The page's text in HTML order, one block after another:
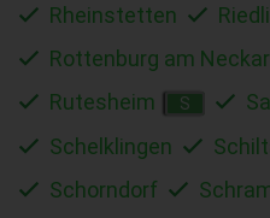
Rheinstetten
Rottenburg am Neckar
Rutesheim
S
Schelklingen
Schorndorf